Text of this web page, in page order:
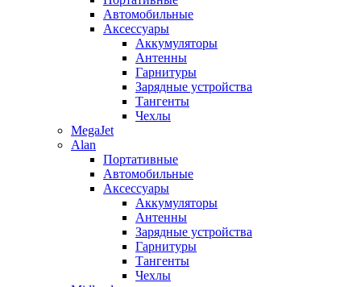
Автомобильные
Аксессуары
Аккумуляторы
Антенны
Гарнитуры
Зарядные устройства
Тангенты
Чехлы
MegaJet
Alan
Портативные
Автомобильные
Аксессуары
Аккумуляторы
Антенны
Зарядные устройства
Гарнитуры
Тангенты
Чехлы